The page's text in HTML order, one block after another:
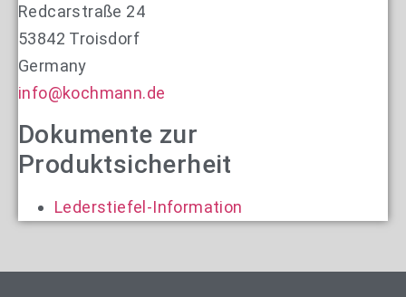
Redcarstraße 24
53842 Troisdorf
Germany
info@kochmann.de
Dokumente zur
Produktsicherheit
Lederstiefel-Information